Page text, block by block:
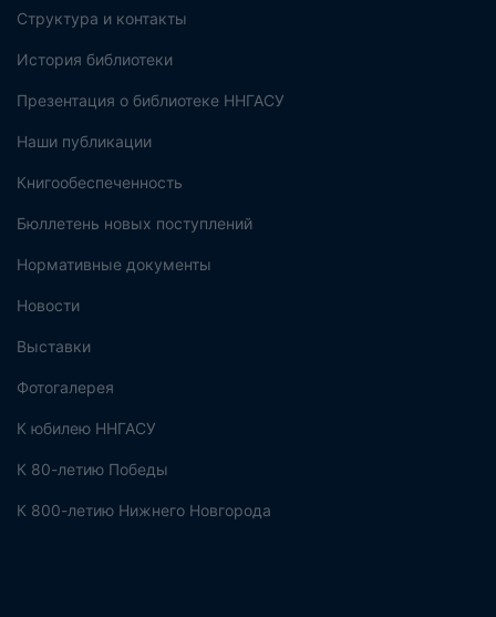
Структура и контакты
История библиотеки
Презентация о библиотеке ННГАСУ
Наши публикации
Книгообеспеченность
Бюллетень новых поступлений
Нормативные документы
Новости
Выставки
Фотогалерея
К юбилею ННГАСУ
К 80-летию Победы
К 800-летию Нижнего Новгорода